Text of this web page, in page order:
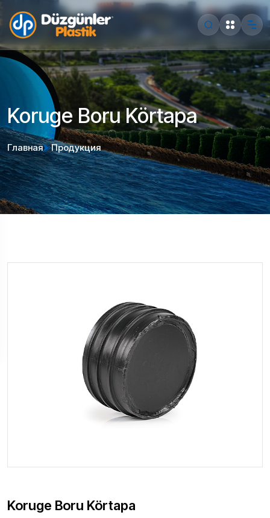
Koruge Boru Körtapa
Главная Продукция
Koruge Boru Körtapa